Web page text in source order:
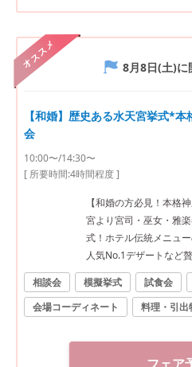
オススメ 8月8日(土)に
【和婚】歴史ある水天宮挙式*
会
10:00〜/14:30〜
[ 所要時間:4時間程度]
【和婚の方必見！本格
宮より宮司・巫女・雅
式！ホテル伝統メニュ
人気No.1デザートなど
相談会
模擬挙式 試食会
会場コーディネート
料理・引出